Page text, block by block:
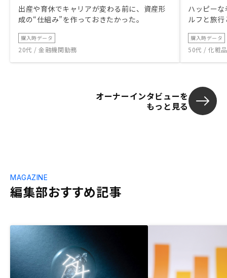
出産や育休でキャリアが変わる前に、資産形
成の“仕組み”を作っておきたかった。
購入時データ
20代 / 金融機関勤務
ハッピー
ルフと旅
購入時データ
50代 / 化粧
オーナーインタビューを
もっと見る
編集部おすすめ記事
MAGAZINE